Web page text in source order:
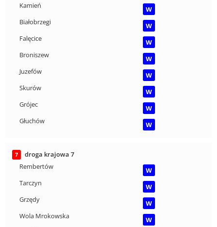
Kamień
W
Białobrzegi
W
Falęcice
W
Broniszew
W
Juzefów
W
Skurów
W
Grójec
W
Głuchów
W
7
droga krajowa 7
Rembertów
W
Tarczyn
W
Grzędy
W
Wola Mrokowska
W